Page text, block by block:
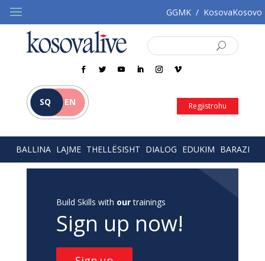
GGMK / KosovaKosovo
SQ EN Regjistrohu
BALLINA LAJME THELLËSISHT DIALOG EDUKIM BARAZI
Build Skills with ourtrainings
Sign up now!